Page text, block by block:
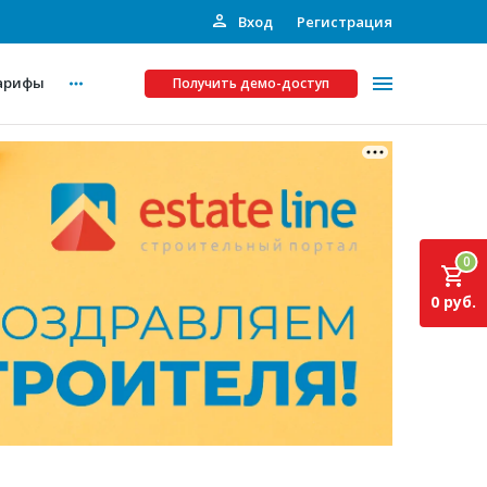
Вход Регистрация
Получить демо-доступ
Платные услуги
Рекламодателям
Инвестпроекты
Подписка на Базу
0
0 руб.